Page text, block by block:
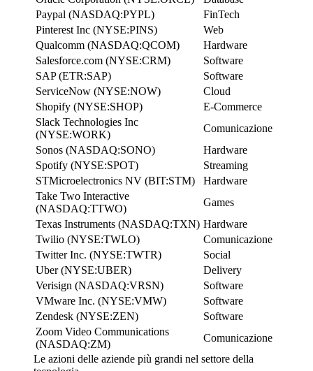
Paypal (NASDAQ:PYPL)
FinTech
Pinterest Inc (NYSE:PINS)
Web
Qualcomm (NASDAQ:QCOM)
Hardware
Salesforce.com (NYSE:CRM)
Software
SAP (ETR:SAP)
Software
ServiceNow (NYSE:NOW)
Cloud
Shopify (NYSE:SHOP)
E-Commerce
Slack Technologies Inc
(NYSE:WORK)
Comunicazione
Sonos (NASDAQ:SONO)
Hardware
Spotify (NYSE:SPOT)
Streaming
STMicroelectronics NV (BIT:STM)
Hardware
Take Two Interactive
(NASDAQ:TTWO)
Games
Texas Instruments (NASDAQ:TXN) Hardware
Twilio (NYSE:TWLO)
Comunicazione
Twitter Inc. (NYSE:TWTR)
Social
Uber (NYSE:UBER)
Delivery
Verisign (NASDAQ:VRSN)
Software
VMware Inc. (NYSE:VMW)
Software
Zendesk (NYSE:ZEN)
Software
Zoom Video Communications
(NASDAQ:ZM)
Comunicazione
Le azioni delle aziende più grandi nel settore della